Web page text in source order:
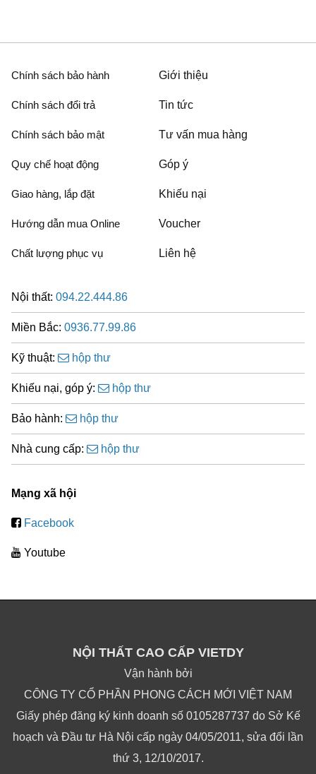
Chính sách bảo hành
Chính sách đổi trả
Chính sách bảo mật
Quy chế hoạt động
Giao hàng, lắp đặt
Hướng dẫn mua Online
Chất lượng phục vụ
Giới thiệu
Tin tức
Tư vấn mua hàng
Góp ý
Khiếu nại
Voucher
Liên hệ
Nội thất: 094.22.444.86
Miền Bắc: 0936.77.99.86
Kỹ thuật: hộp thư
Khiếu nại, góp ý: hộp thư
Bảo hành: hộp thư
Nhà cung cấp: hộp thư
Mạng xã hội
Facebook
Youtube
NỘI THẤT CAO CẤP VIETDY
Vận hành bởi
CÔNG TY CỔ PHẦN PHONG CÁCH MỚI VIỆT NAM
Giấy phép đăng ký kinh doanh số 0105287737 do Sở Kế
hoạch và Đầu tư Hà Nội cấp ngày 04/05/2011, sửa đổi lần
thứ 3, 12/10/2017.